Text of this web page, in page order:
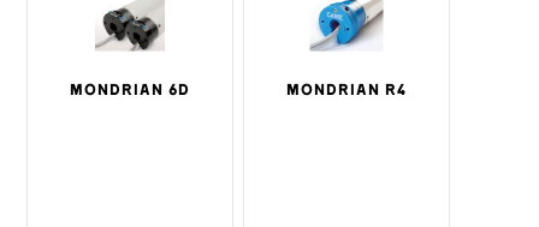
MONDRIAN 6D MONDRIAN R4